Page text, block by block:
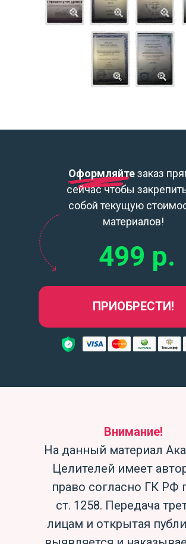
Оформляйтезаказ
сейчас чтобы
собой текущую
материалов!
ПРИОБРЕСТИ!
499 р.
Внимание!
На данный материал
Целителей имеет
право согласно ГК РФ
ст. 1258. Передача
лицам и открытая